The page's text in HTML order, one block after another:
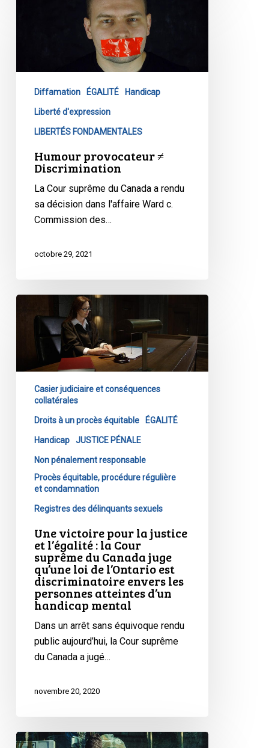
Diffamation ÉGALITÉ Handicap
Liberté d'expression
LIBERTÉS FONDAMENTALES
Humour provocateur ≠
Discrimination
La Cour suprême du Canada a rendu
sa décision dans l'affaire Ward c.
Commission des…
octobre 29, 2021
victoire
justice
l’égalité
Cour
suprême
Canada
l’Ontario
discriminatoire
personnes
atteintes
handicap
Casier judiciaire et conséquences
collatérales
Droits à un procès équitable ÉGALITÉ
Handicap JUSTICE PÉNALE
Non pénalement responsable
Procès équitable, procédure régulière
et condamnation
Registres des délinquants sexuels
Une victoire pour la justice
et l’égalité : la Cour
suprême du Canada juge
qu’une loi de l’Ontario est
discriminatoire envers les
personnes atteintes d’un
handicap mental
Dans un arrêt sans équivoque rendu
public aujourd’hui, la Cour suprême
du Canada a jugé…
novembre 20, 2020
L’ACLC